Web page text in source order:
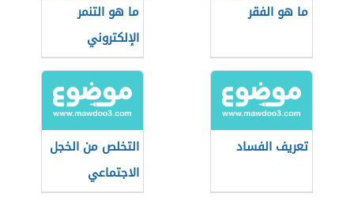
ما هو الفقر
ما هو التنمر
الإلكتروني
تعريف الفساد
التخلص من الخجل
الاجتماعي